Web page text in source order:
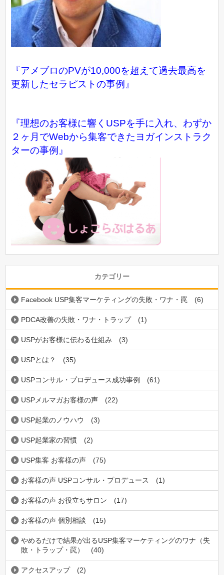
『アメブロのPVが10,000を超えて過去最高を
更新したセラピストの事例』
『理想のお客様に響くUSPを手に入れ、わずか
２ヶ月でWebから集客できたヨガインストラク
ターの事例』
カテゴリー
Facebook USP集客マーケティングの失敗・ワナ・罠 (6)
PDCA改善の失敗・ワナ・トラップ (1)
USPがお客様に伝わる仕組み (3)
USPとは？ (35)
USPコンサル・プロデュース成功事例 (61)
USPメルマガお客様の声 (22)
USP起業のノウハウ (3)
USP起業家の習慣 (2)
USP集客 お客様の声 (75)
お客様の声 USPコンサル・プロデュース (1)
お客様の声 お役立ちサロン (17)
お客様の声 個別相談 (15)
やめるだけで結果が出るUSP集客マーケティングのワナ（失
敗・トラップ・罠）
(40)
アクセスアップ (2)